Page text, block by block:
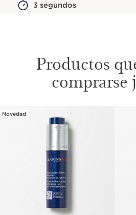
3 segundos
Productos
comprarse
IR AL CONTENIDO
Novedad